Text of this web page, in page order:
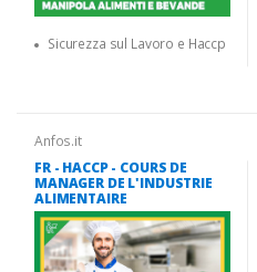
Sicurezza sul Lavoro e Haccp
Anfos.it
FR - HACCP - COURS DE
MANAGER DE L'INDUSTRIE
ALIMENTAIRE